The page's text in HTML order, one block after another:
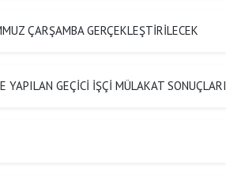
ÇARŞAMBA GERÇEKLEŞTİRİLECEK
GEÇİCİ İŞÇİ MÜLAKAT SONUÇLARI